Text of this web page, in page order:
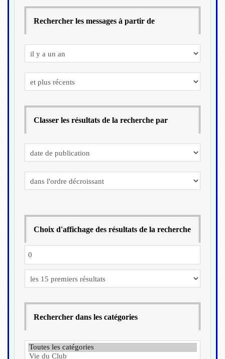
Rechercher les messages à partir de
Classer les résultats de la recherche par
Choix d'affichage des résultats de la recherche
Rechercher dans les catégories